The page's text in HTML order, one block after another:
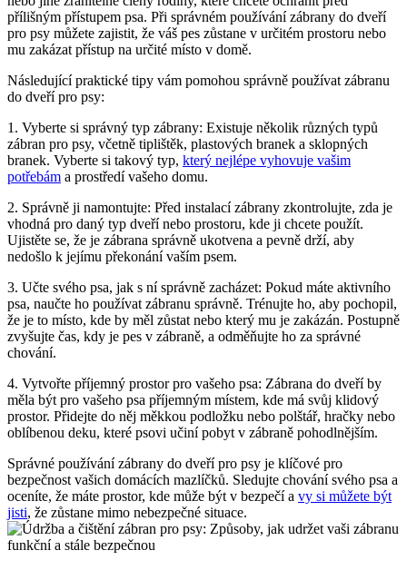
přílišným přístupem​ psa. Při správném​ používání zábrany do dveří
pro psy můžete ⁤zajistit, že ⁢váš‍ pes​ zůstane v určitém prostoru nebo
mu zakázat⁤ přístup na určité místo ​v domě.
Následující praktické tipy⁢ vám‌ pomohou správně používat zábranu
‍do⁢ dveří pro psy:
1. Vyberte si správný ⁢typ zábrany: ⁤Existuje ‍několik různých ⁤typů
zábran pro psy, včetně tiplištěk, plastových ⁤branek a sklopných⁢
branek. Vyberte⁢ si takový typ, který nejlépe ‌vyhovuje⁢ vašim
potřebám a prostředí vašeho domu.
2. ⁢Správně‍ ji ⁤namontujte: ‌Před ⁤instalací zábrany zkontrolujte, zda‌ je
⁤vhodná pro ​daný typ⁢ dveří nebo prostoru, kde ji chcete‍ použít.
Ujistěte⁤ se, že je zábrana správně ukotvena a pevně drží, aby
nedošlo k jejímu překonání vaším psem.
3.⁢ Učte svého psa,​ jak ​s ní⁤ správně zacházet:‍ Pokud⁢ máte aktivního
psa, naučte ho používat‌ zábranu správně. Trénujte ho, ⁤aby‍ pochopil,
že je to místo, kde by měl zůstat nebo který mu ‍je zakázán. Postupně
zvyšujte⁣ čas, kdy⁢ je pes⁣ v zábraně, a odměňujte​ ho za ⁤správné
⁤chování.
4.⁤ Vytvořte příjemný prostor pro ‌vašeho psa: Zábrana ‍do dveří by
měla⁤ být ‍pro​ vašeho psa příjemným místem, kde má svůj klidový
prostor. Přidejte do‌ něj měkkou​ podložku⁤ nebo polštář, hračky nebo‍
oblíbenou deku, které psovi učiní pobyt v zábraně pohodlnějším.
Správné používání zábrany do‌ dveří pro ‍psy⁢ je ⁢klíčové pro
‌bezpečnost vašich domácích mazlíčků. Sledujte⁤ chování svého psa a
oceníte, že ​máte prostor,‌ kde‍ může být ⁢v bezpečí a⁣ vy⁤ si‌ můžete být
jisti, že zůstane mimo nebezpečné situace.